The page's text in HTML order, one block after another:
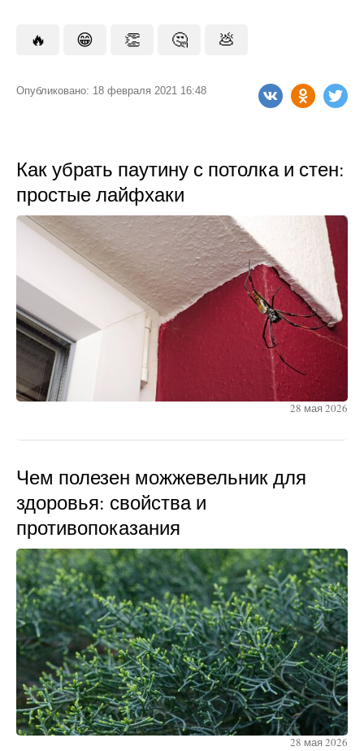
🔥 😁 👏 🤔 💩
Опубликовано: 18 февраля 2021 16:48
Как убрать паутину с потолка и стен:
простые лайфхаки
28 мая 2026
Чем полезен можжевельник для
здоровья: свойства и
противопоказания
28 мая 2026